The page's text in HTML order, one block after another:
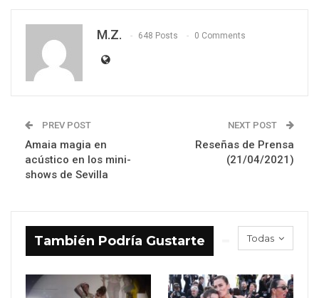
M.Z. 648 Posts 0 Comments
PREV POST
Amaia magia en
acústico en los mini-
shows de Sevilla
NEXT POST
Reseñas de Prensa
(21/04/2021)
Todas
También Podría Gustarte